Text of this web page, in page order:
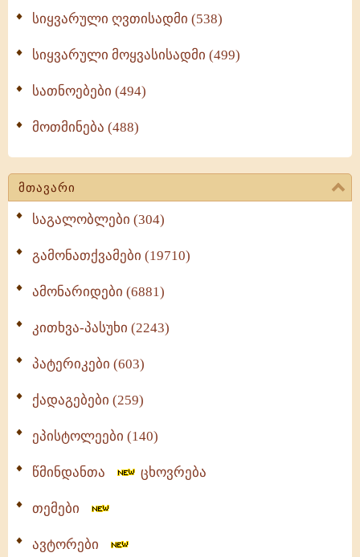
სიყვარული ღვთისადმი (538)
სიყვარული მოყვასისადმი (499)
სათნოებები (494)
მოთმინება (488)
მთავარი
საგალობლები (304)
გამონათქვამები (19710)
ამონარიდები (6881)
კითხვა-პასუხი (2243)
პატერიკები (603)
ქადაგებები (259)
ეპისტოლეები (140)
წმინდანთა ცხოვრება
თემები
ავტორები